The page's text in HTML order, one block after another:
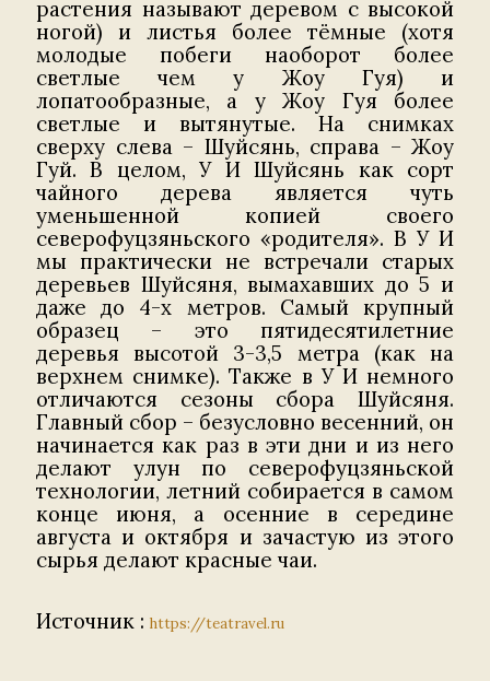
растения называют деревом с высокой
ногой) и листья более тёмные (хотя
молодые побеги наоборот более
светлые чем у Жоу Гуя) и
лопатообразные, а у Жоу Гуя более
светлые и вытянутые. На снимках
сверху слева – Шуйсянь, справа – Жоу
Гуй. В целом, У И Шуйсянь как сорт
чайного дерева является чуть
уменьшенной копией своего
северофуцзяньского «родителя». В У И
мы практически не встречали старых
деревьев Шуйсяня, вымахавших до 5 и
даже до 4-х метров. Самый крупный
образец – это пятидесятилетние
деревья высотой 3-3,5 метра (как на
верхнем снимке). Также в У И немного
отличаются сезоны сбора Шуйсяня.
Главный сбор – безусловно весенний, он
начинается как раз в эти дни и из него
делают улун по северофуцзяньской
технологии, летний собирается в самом
конце июня, а осенние в середине
августа и октября и зачастую из этого
сырья делают красные чаи.
Источник : https://teatravel.ru